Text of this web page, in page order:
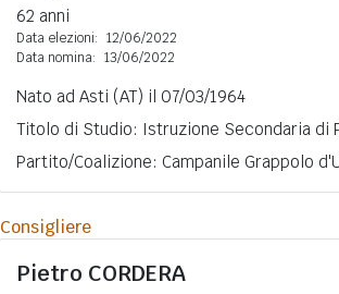
62 anni
Data elezioni: 12/06/2022
Data nomina: 13/06/2022
Nato ad Asti (AT) il 07/03/1964
Titolo di Studio: Istruzione Secondaria di
Partito/Coalizione: Campanile Grappolo
Consigliere
Pietro CORDERA